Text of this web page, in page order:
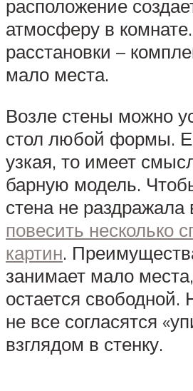
расположение
атмосферу в
расстановки –
мало места.
Возле стены можно
стол любой формы.
узкая, то имеет
барную модель.
стена не раздражала
повесить несколько
картин.
занимает мало
остается свободной.
не все согласятся
взглядом в стенку.